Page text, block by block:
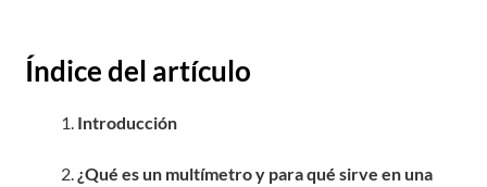
Índice del artículo
Introducción
¿Qué es un multímetro y para qué sirve en una